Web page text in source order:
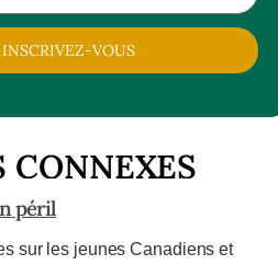
INSCRIVEZ-VOUS
CONNEXES
péril
sur les jeunes Canadiens et